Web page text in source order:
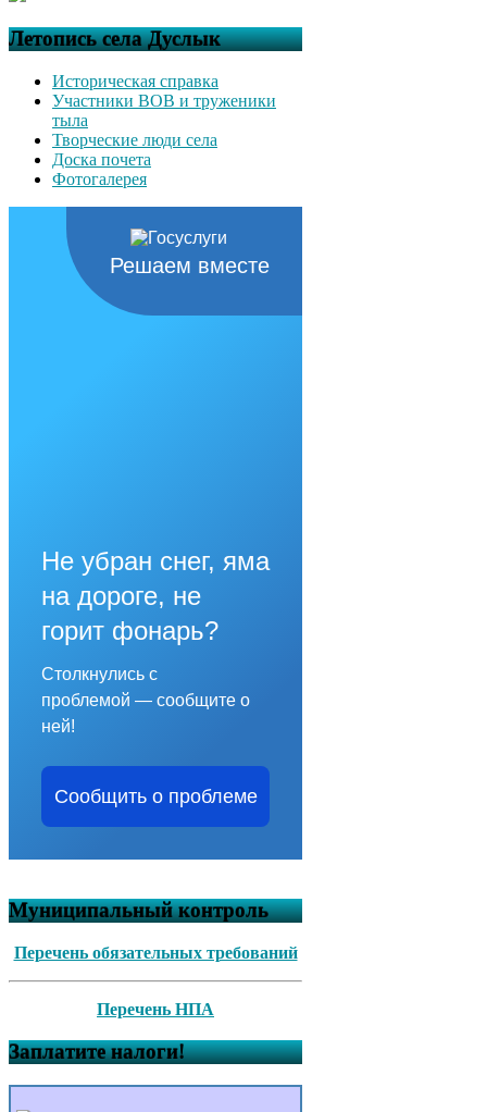
Летопись села Дуслык
Историческая справка
Участники ВОВ и труженики
тыла
Творческие люди села
Доска почета
Фотогалерея
Решаем вместе
Не убран снег, яма
на дороге, не
горит фонарь?
Столкнулись с
проблемой — сообщите о
ней!
Сообщить о проблеме
Муниципальный контроль
Перечень обязательных требований
Перечень НПА
Заплатите налоги!